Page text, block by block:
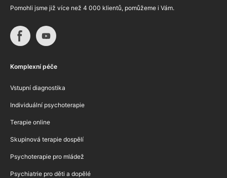
Pomohli jsme již více než 4 000 klientů, pomůžeme i Vám.
Komplexní péče
Vstupní diagnostika
Individuální psychoterapie
Terapie online
Skupinová terapie dospělí
Psychoterapie pro mládež
Psychiatrie pro děti a dopělé